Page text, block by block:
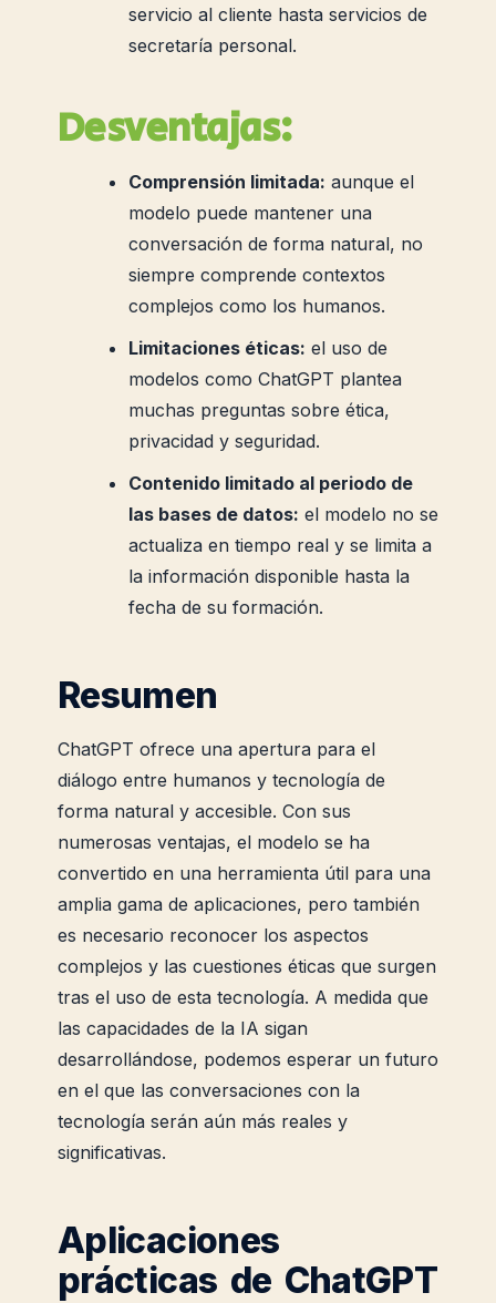
servicio al cliente hasta servicios de
secretaría personal.
Desventajas:
Comprensión limitada: aunque el
modelo puede mantener una
conversación de forma natural, no
siempre comprende contextos
complejos como los humanos.
Limitaciones éticas: el uso de
modelos como ChatGPT plantea
muchas preguntas sobre ética,
privacidad y seguridad.
Contenido limitado al periodo de
las bases de datos: el modelo no se
actualiza en tiempo real y se limita a
la información disponible hasta la
fecha de su formación.
Resumen
ChatGPT ofrece una apertura para el
diálogo entre humanos y tecnología de
forma natural y accesible. Con sus
numerosas ventajas, el modelo se ha
convertido en una herramienta útil para una
amplia gama de aplicaciones, pero también
es necesario reconocer los aspectos
complejos y las cuestiones éticas que surgen
tras el uso de esta tecnología. A medida que
las capacidades de la IA sigan
desarrollándose, podemos esperar un futuro
en el que las conversaciones con la
tecnología serán aún más reales y
significativas.
Aplicaciones
prácticas de ChatGPT